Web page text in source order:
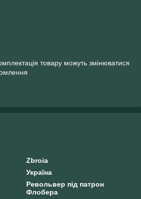
товару можуть змінюватися
Zbroia
Україна
Револьвер під патрон
Флобера